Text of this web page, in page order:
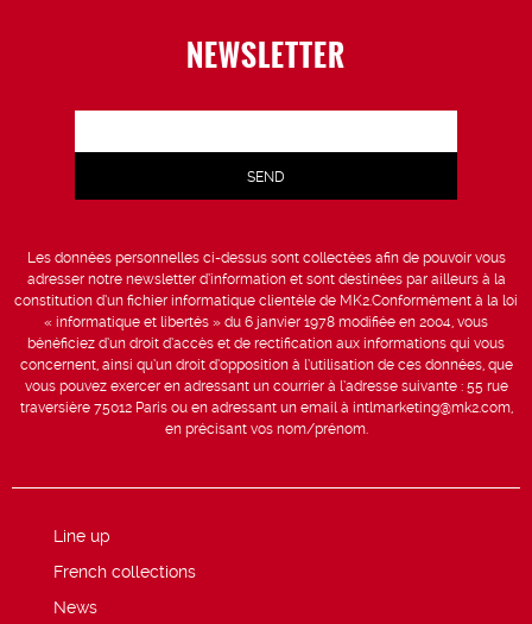
NEWSLETTER
Les données personnelles ci-dessus sont collectées afin de pouvoir vous
adresser notre newsletter d’information et sont destinées par ailleurs à la
constitution d’un fichier informatique clientèle de MK2.Conformément à la loi
« informatique et libertés » du 6 janvier 1978 modifiée en 2004, vous
bénéficiez d’un droit d’accès et de rectification aux informations qui vous
concernent, ainsi qu’un droit d’opposition à l’utilisation de ces données, que
vous pouvez exercer en adressant un courrier à l’adresse suivante : 55 rue
traversière 75012 Paris ou en adressant un email à intlmarketing@mk2.com,
en précisant vos nom/prénom.
Line up
French collections
News